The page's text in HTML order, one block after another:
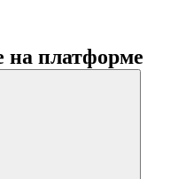
на платформе